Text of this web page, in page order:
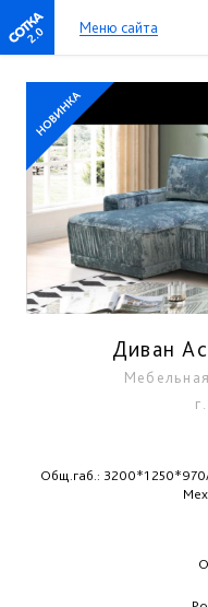
2.0 Меню сайта
Диван
Общ.габ.: